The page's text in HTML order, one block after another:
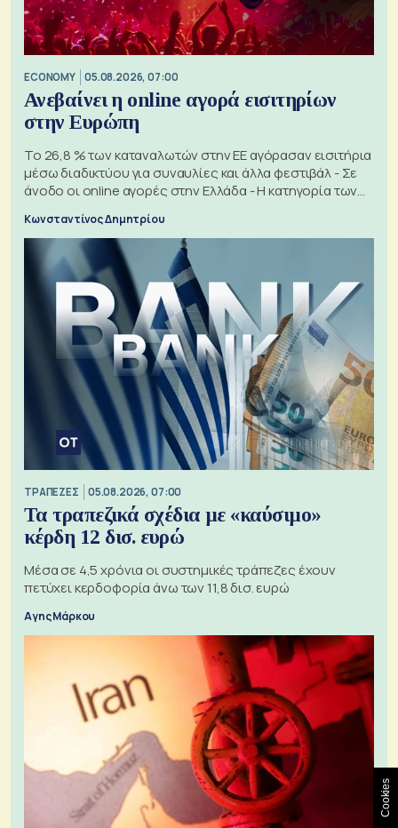
ECONOMY 05.08.2026, 07:00
Ανεβαίνει η online αγορά εισιτηρίων
στην Ευρώπη
Το 26,8 % των καταναλωτών στην ΕΕ αγόρασαν εισιτήρια
μέσω διαδικτύου για συναυλίες και άλλα φεστιβάλ - Σε
άνοδο οι online αγορές στην Ελλάδα - Η κατηγορία των
Κωνσταντίνος Δημητρίου
ΤΡΑΠΕΖΕΣ 05.08.2026, 07:00
Τα τραπεζικά σχέδια με «καύσιμο»
κέρδη 12 δισ. ευρώ
Μέσα σε 4,5 χρόνια οι συστημικές τράπεζες έχουν
πετύχει κερδοφορία άνω των 11,8 δισ. ευρώ
Αγης Μάρκου
Cookies